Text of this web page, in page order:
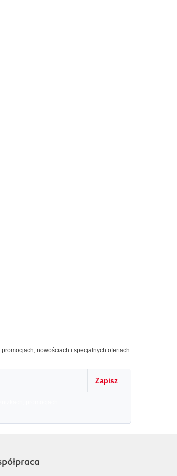
nowościach i specjalnych ofertach
Zapisz